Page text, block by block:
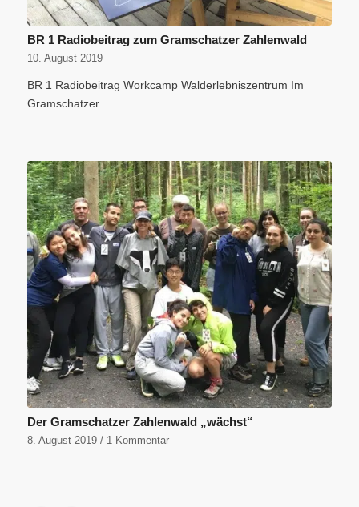
BR 1 Radiobeitrag zum Gramschatzer Zahlenwald
10. August 2019
BR 1 Radiobeitrag Workcamp Walderlebniszentrum Im
Gramschatzer…
Der Gramschatzer Zahlenwald „wächst“
8. August 2019 / 1 Kommentar